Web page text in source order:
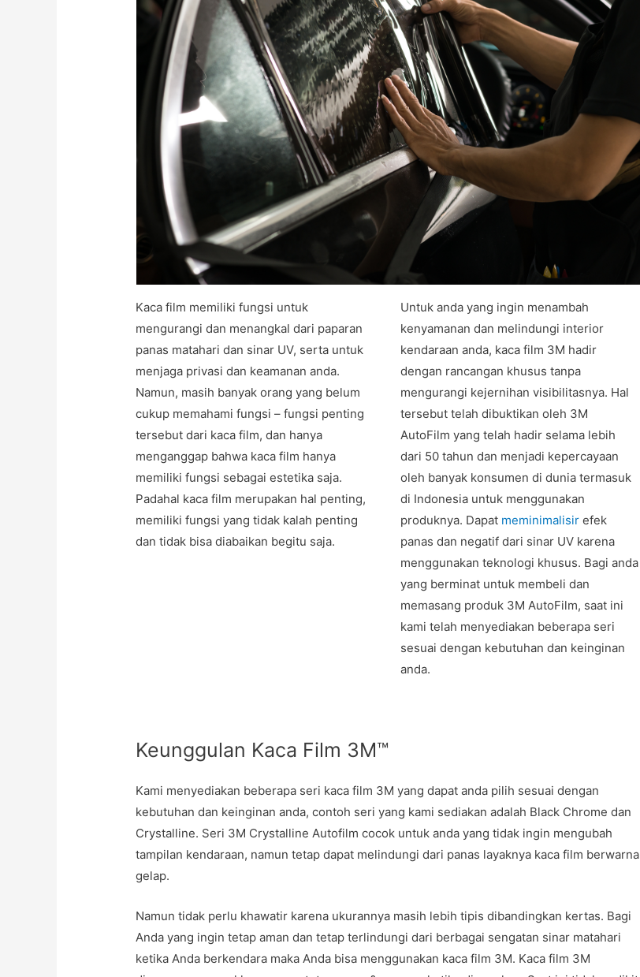
Kaca film memiliki fungsi untuk
mengurangi dan menangkal dari paparan
panas matahari dan sinar UV, serta untuk
menjaga privasi dan keamanan anda.
Namun, masih banyak orang yang belum
cukup memahami fungsi – fungsi penting
tersebut dari kaca film, dan hanya
menganggap bahwa kaca film hanya
memiliki fungsi sebagai estetika saja.
Padahal kaca film merupakan hal penting,
memiliki fungsi yang tidak kalah penting
dan tidak bisa diabaikan begitu saja.
Untuk anda yang ingin menambah
kenyamanan dan melindungi interior
kendaraan anda, kaca film 3M hadir
dengan rancangan khusus tanpa
mengurangi kejernihan visibilitasnya. Hal
tersebut telah dibuktikan oleh 3M
AutoFilm yang telah hadir selama lebih
dari 50 tahun dan menjadi kepercayaan
oleh banyak konsumen di dunia termasuk
di Indonesia untuk menggunakan
produknya. Dapat meminimalisir efek
panas dan negatif dari sinar UV karena
menggunakan teknologi khusus. Bagi anda
yang berminat untuk membeli dan
memasang produk 3M AutoFilm, saat ini
kami telah menyediakan beberapa seri
sesuai dengan kebutuhan dan keinginan
anda.
Keunggulan Kaca Film 3M™
Kami menyediakan beberapa seri kaca film 3M yang dapat anda pilih sesuai dengan
kebutuhan dan keinginan anda, contoh seri yang kami sediakan adalah Black Chrome dan
Crystalline. Seri 3M Crystalline Autofilm cocok untuk anda yang tidak ingin mengubah
tampilan kendaraan, namun tetap dapat melindungi dari panas layaknya kaca film berwarna
gelap.
Namun tidak perlu khawatir karena ukurannya masih lebih tipis dibandingkan kertas. Bagi
Anda yang ingin tetap aman dan tetap terlindungi dari berbagai sengatan sinar matahari
ketika Anda berkendara maka Anda bisa menggunakan kaca film 3M. Kaca film 3M